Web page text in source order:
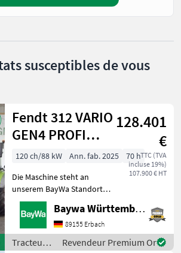
susceptibles de vous
Fendt 312 VARIO
GEN4 PROFI
SET2
128.401
€
TTC (TVA
incluse 19%)
107.900 € HT
120 ch/88 kW Ann. fab. 2025
70 h
Die Maschine steht an
unserem BayWa Standort in
DE-89155 Erbach.Gerne
steht Ihnen Herr Straub
unter Tel.: 07305 173 52 für
Ihre Anfrage zur
Verfügung!Fendt 312 Vario
Baywa Württemberg
89155 Erbach
Tracteurs
Revendeur Premium Or